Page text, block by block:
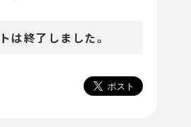
は終了しました。